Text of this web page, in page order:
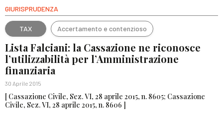
GIURISPRUDENZA
TAX Accertamento e contenzioso
Lista Falciani: la Cassazione ne riconosce
l’utilizzabilità per l’Amministrazione
finanziaria
30 Aprile 2015
[ Cassazione Civile, Sez. VI, 28 aprile 2015, n. 8605; Cassazione
Civile, Sez. VI, 28 aprile 2015, n. 8606 ]